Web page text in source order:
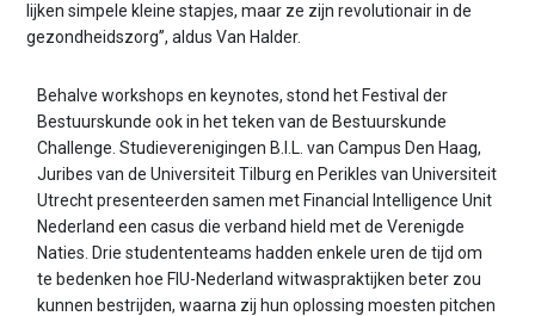
lijken simpele kleine stapjes, maar ze zijn revolutionair in de
gezondheidszorg’’, aldus Van Halder.
Behalve workshops en keynotes, stond het Festival der
Bestuurskunde ook in het teken van de Bestuurskunde
Challenge. Studieverenigingen B.I.L. van Campus Den Haag,
Juribes van de Universiteit Tilburg en Perikles van Universiteit
Utrecht presenteerden samen met Financial Intelligence Unit
Nederland een casus die verband hield met de Verenigde
Naties. Drie studententeams hadden enkele uren de tijd om
te bedenken hoe FIU-Nederland witwaspraktijken beter zou
kunnen bestrijden, waarna zij hun oplossing moesten pitchen